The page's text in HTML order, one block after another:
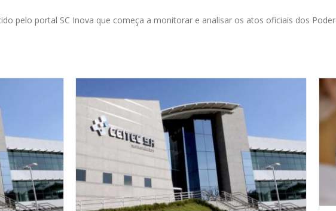
pelo portal SC Inova que começa a monitorar e analisar os atos oficiais dos